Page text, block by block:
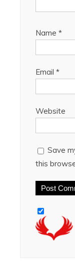
Name *
Email *
Website
Save
this